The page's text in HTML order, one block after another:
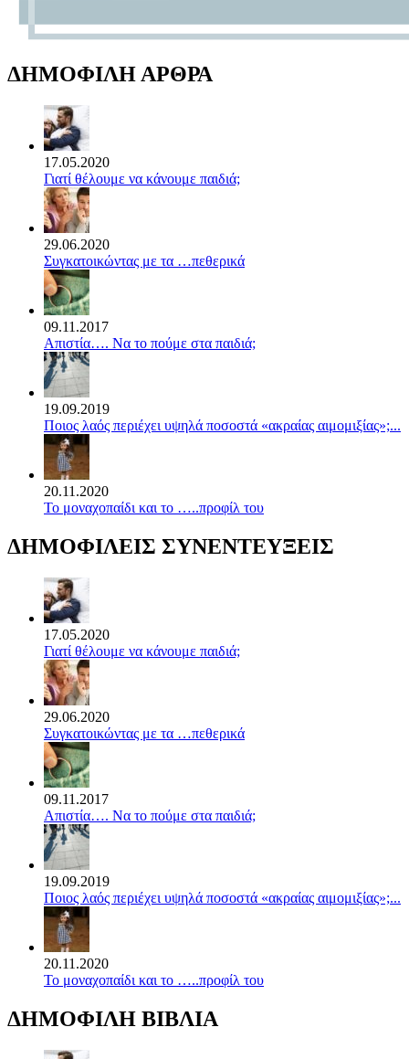
ΔΗΜΟΦΙΛΗ ΑΡΘΡΑ
17.05.2020
Γιατί θέλουμε να κάνουμε παιδιά;
29.06.2020
Συγκατοικώντας με τα …πεθερικά
09.11.2017
Απιστία…. Να το πούμε στα παιδιά;
19.09.2019
Ποιος λαός περιέχει υψηλά ποσοστά «ακραίας αιμομιξίας»;...
20.11.2020
Το μοναχοπαίδι και το …..προφίλ του
ΔΗΜΟΦΙΛΕΙΣ ΣΥΝΕΝΤΕΥΞΕΙΣ
17.05.2020
Γιατί θέλουμε να κάνουμε παιδιά;
29.06.2020
Συγκατοικώντας με τα …πεθερικά
09.11.2017
Απιστία…. Να το πούμε στα παιδιά;
19.09.2019
Ποιος λαός περιέχει υψηλά ποσοστά «ακραίας αιμομιξίας»;...
20.11.2020
Το μοναχοπαίδι και το …..προφίλ του
ΔΗΜΟΦΙΛΗ ΒΙΒΛΙΑ